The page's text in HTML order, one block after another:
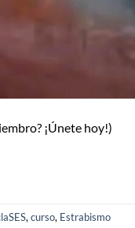
¡Únete hoy!)
, curso, Estrabismo